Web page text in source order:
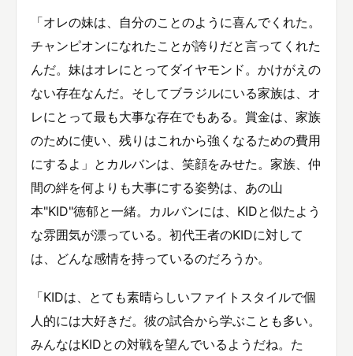
「オレの妹は、自分のことのように喜んでくれた。
チャンピオンになれたことが誇りだと言ってくれた
んだ。妹はオレにとってダイヤモンド。かけがえの
ない存在なんだ。そしてブラジルにいる家族は、オ
レにとって最も大事な存在でもある。賞金は、家族
のために使い、残りはこれから強くなるための費用
にするよ」とカルバンは、笑顔をみせた。家族、仲
間の絆を何よりも大事にする姿勢は、あの山
本"KID"徳郁と一緒。カルバンには、KIDと似たよう
な雰囲気が漂っている。初代王者のKIDに対して
は、どんな感情を持っているのだろうか。
「KIDは、とても素晴らしいファイトスタイルで個
人的には大好きだ。彼の試合から学ぶことも多い。
みんなはKIDとの対戦を望んでいるようだね。た